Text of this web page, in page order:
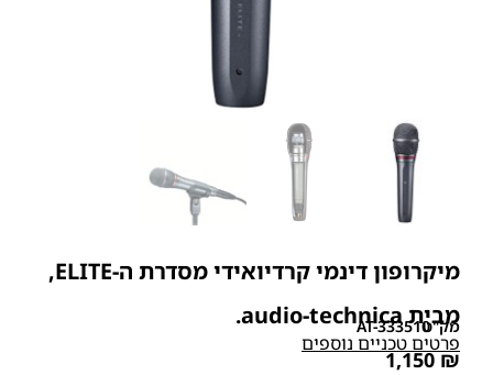
מיקרופון דינמי קרדיואידי מסדרת ה-ELITE,
מבית audio-technica.
מק"טAT-333510
פרטים טכניים נוספים
1,150₪